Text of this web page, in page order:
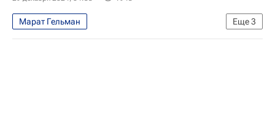
Еще3
Марат Гельман
Федеральная служба по финансовому мониторингу (Росфинмониторинг)